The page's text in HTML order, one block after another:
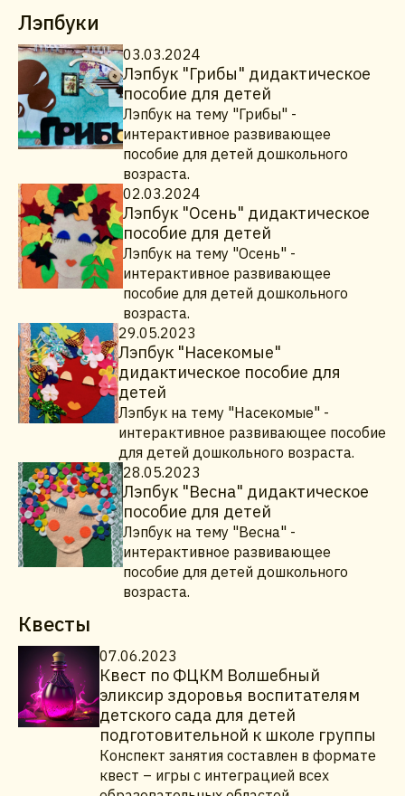
Лэпбуки
03.03.2024
Лэпбук "Грибы" дидактическое
пособие для детей
Лэпбук на тему "Грибы" -
интерактивное развивающее
пособие для детей дошкольного
возраста.
02.03.2024
Лэпбук "Осень" дидактическое
пособие для детей
Лэпбук на тему "Осень" -
интерактивное развивающее
пособие для детей дошкольного
возраста.
29.05.2023
Лэпбук "Насекомые"
дидактическое пособие для
детей
Лэпбук на тему "Насекомые" -
интерактивное развивающее пособие
для детей дошкольного возраста.
28.05.2023
Лэпбук "Весна" дидактическое
пособие для детей
Лэпбук на тему "Весна" -
интерактивное развивающее
пособие для детей дошкольного
возраста.
Квесты
07.06.2023
Квест по ФЦКМ Волшебный
эликсир здоровья воспитателям
детского сада для детей
подготовительной к школе группы
Конспект занятия составлен в формате
квест – игры с интеграцией всех